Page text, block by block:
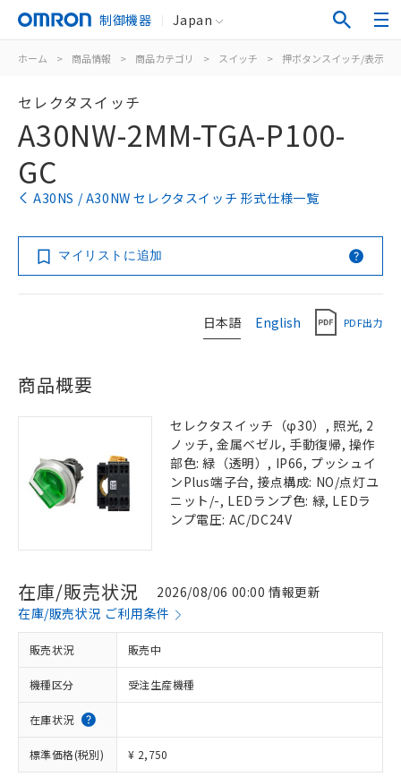
制御機器 Japan
ホーム > 商品情報 > 商品カテゴリ > スイッチ > 押ボタンスイッチ/表示灯
セレクタスイッチ
A30NW-2MM-TGA-P100-
GC
A30NS / A30NW セレクタスイッチ 形式仕様一覧
マイリストに追加
日本語 English PDF出力
商品概要
セレクタスイッチ（φ30）, 照光, 2
ノッチ, 金属ベゼル, 手動復帰, 操作
部色: 緑（透明）, IP66, プッシュイ
ンPlus端子台, 接点構成: NO/点灯ユ
ニット/-, LEDランプ色: 緑, LEDラ
ンプ電圧: AC/DC24V
在庫/販売状況
2026/08/06 00:00 情報更新
在庫/販売状況 ご利用条件
販売状況 販売中
機種区分 受注生産機種
在庫状況
標準価格(税別) ¥ 2,750